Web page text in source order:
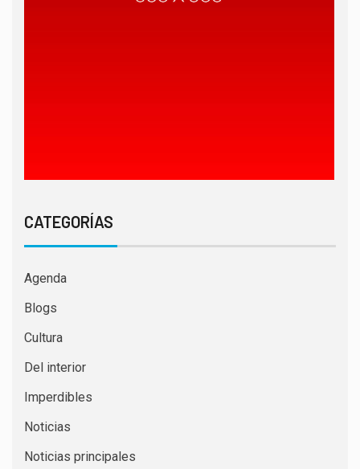
CATEGORÍAS
Agenda
Blogs
Cultura
Del interior
Imperdibles
Noticias
Noticias principales